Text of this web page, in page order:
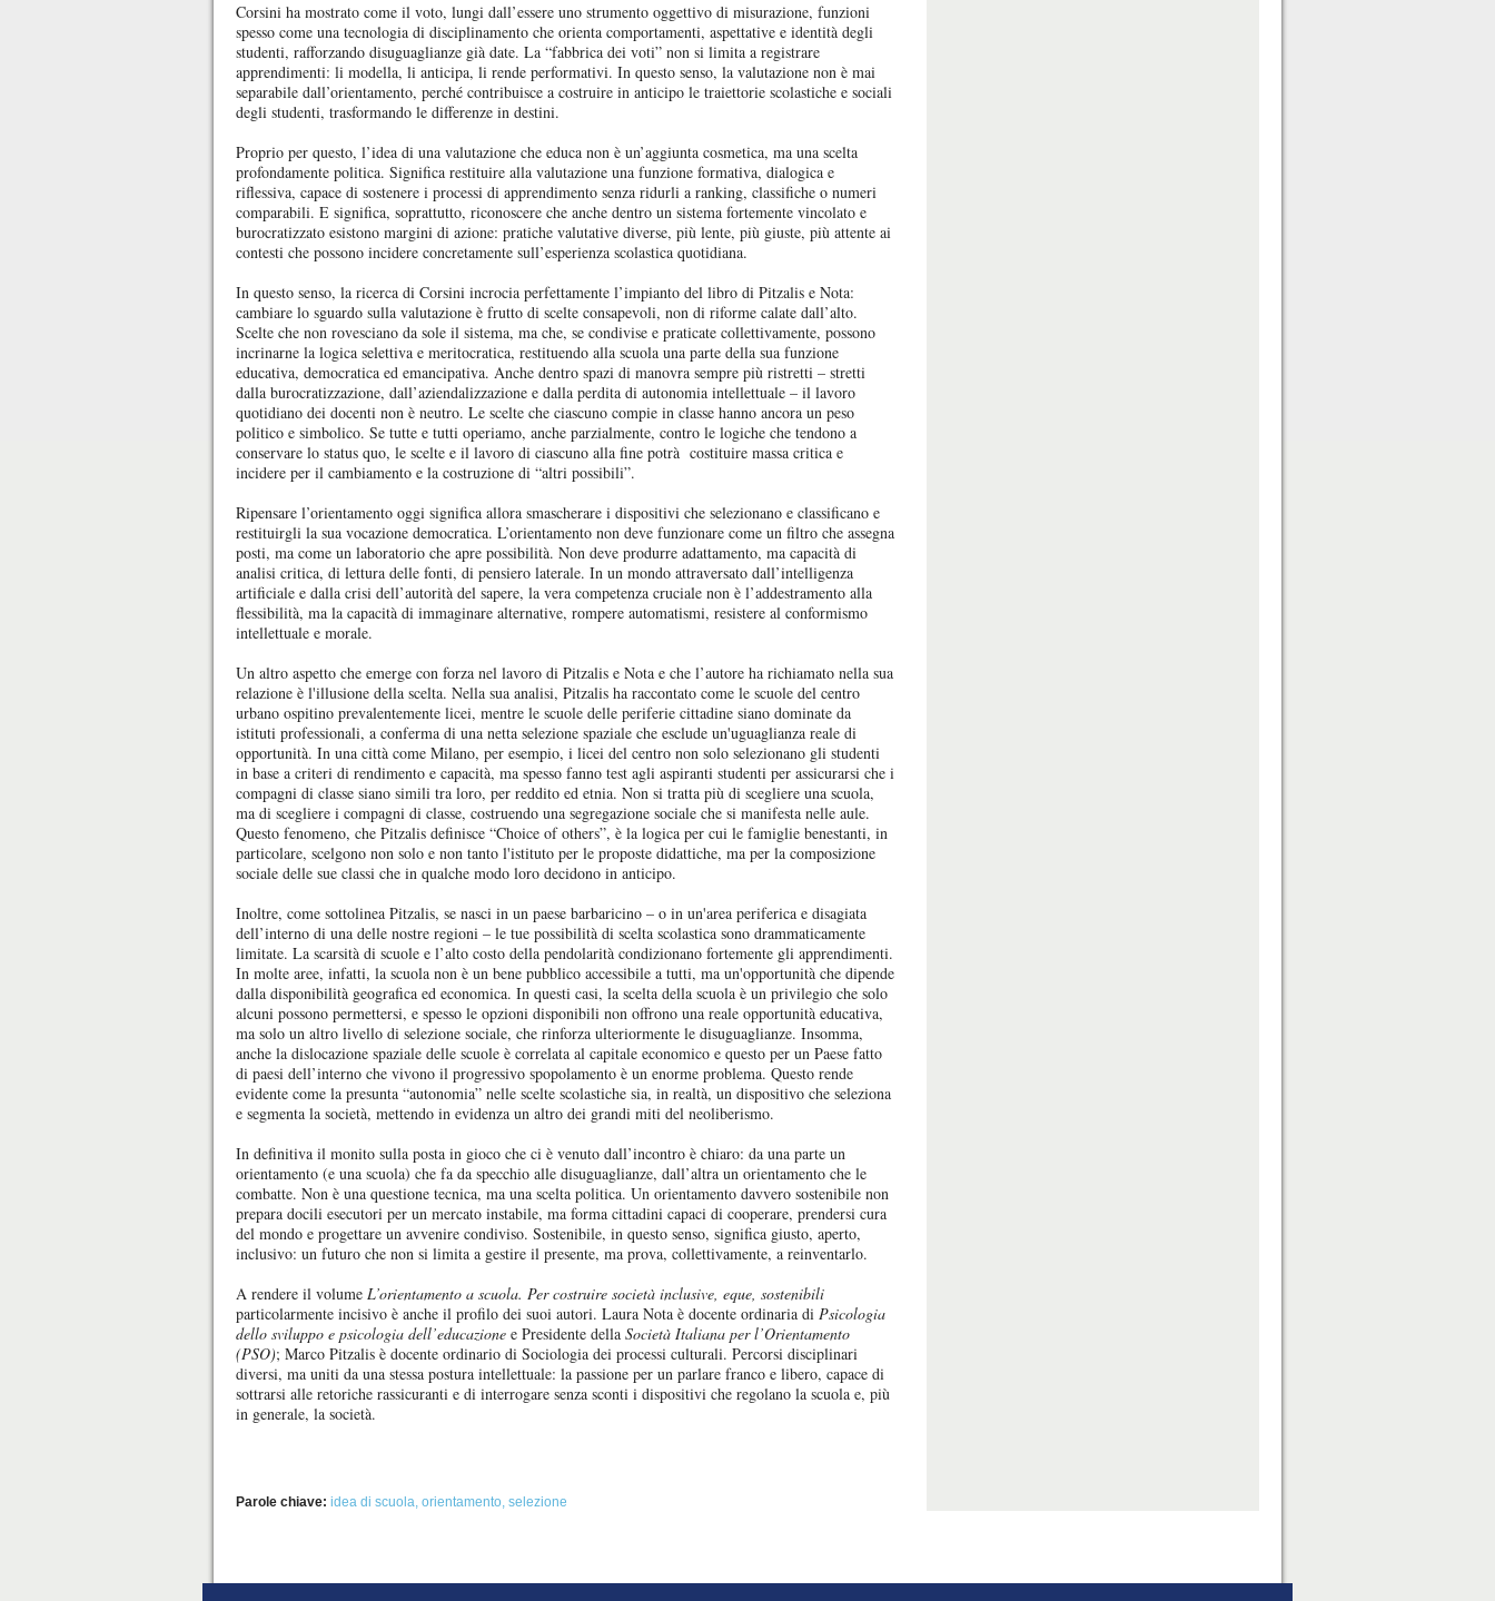
Corsini ha mostrato come il voto, lungi dall’essere uno strumento oggettivo di misurazione, funzioni
spesso come una tecnologia di disciplinamento che orienta comportamenti, aspettative e identità degli
studenti, rafforzando disuguaglianze già date. La “fabbrica dei voti” non si limita a registrare
apprendimenti: li modella, li anticipa, li rende performativi. In questo senso, la valutazione non è mai
separabile dall’orientamento, perché contribuisce a costruire in anticipo le traiettorie scolastiche e sociali
degli studenti, trasformando le differenze in destini.
Proprio per questo, l’idea di una valutazione che educa non è un’aggiunta cosmetica, ma una scelta
profondamente politica. Significa restituire alla valutazione una funzione formativa, dialogica e
riflessiva, capace di sostenere i processi di apprendimento senza ridurli a ranking, classifiche o numeri
comparabili. E significa, soprattutto, riconoscere che anche dentro un sistema fortemente vincolato e
burocratizzato esistono margini di azione: pratiche valutative diverse, più lente, più giuste, più attente ai
contesti che possono incidere concretamente sull’esperienza scolastica quotidiana.
In questo senso, la ricerca di Corsini incrocia perfettamente l’impianto del libro di Pitzalis e Nota:
cambiare lo sguardo sulla valutazione è frutto di scelte consapevoli, non di riforme calate dall’alto.
Scelte che non rovesciano da sole il sistema, ma che, se condivise e praticate collettivamente, possono
incrinarne la logica selettiva e meritocratica, restituendo alla scuola una parte della sua funzione
educativa, democratica ed emancipativa. Anche dentro spazi di manovra sempre più ristretti – stretti
dalla burocratizzazione, dall’aziendalizzazione e dalla perdita di autonomia intellettuale – il lavoro
quotidiano dei docenti non è neutro. Le scelte che ciascuno compie in classe hanno ancora un peso
politico e simbolico. Se tutte e tutti operiamo, anche parzialmente, contro le logiche che tendono a
conservare lo status quo, le scelte e il lavoro di ciascuno alla fine potrà costituire massa critica e
incidere per il cambiamento e la costruzione di “altri possibili”.
Ripensare l’orientamento oggi significa allora smascherare i dispositivi che selezionano e classificano e
restituirgli la sua vocazione democratica. L’orientamento non deve funzionare come un filtro che assegna
posti, ma come un laboratorio che apre possibilità. Non deve produrre adattamento, ma capacità di
analisi critica, di lettura delle fonti, di pensiero laterale. In un mondo attraversato dall’intelligenza
artificiale e dalla crisi dell’autorità del sapere, la vera competenza cruciale non è l’addestramento alla
flessibilità, ma la capacità di immaginare alternative, rompere automatismi, resistere al conformismo
intellettuale e morale.
Un altro aspetto che emerge con forza nel lavoro di Pitzalis e Nota e che l’autore ha richiamato nella sua
relazione è l'illusione della scelta. Nella sua analisi, Pitzalis ha raccontato come le scuole del centro
urbano ospitino prevalentemente licei, mentre le scuole delle periferie cittadine siano dominate da
istituti professionali, a conferma di una netta selezione spaziale che esclude un'uguaglianza reale di
opportunità. In una città come Milano, per esempio, i licei del centro non solo selezionano gli studenti
in base a criteri di rendimento e capacità, ma spesso fanno test agli aspiranti studenti per assicurarsi che i
compagni di classe siano simili tra loro, per reddito ed etnia. Non si tratta più di scegliere una scuola,
ma di scegliere i compagni di classe, costruendo una segregazione sociale che si manifesta nelle aule.
Questo fenomeno, che Pitzalis definisce “Choice of others”, è la logica per cui le famiglie benestanti, in
particolare, scelgono non solo e non tanto l'istituto per le proposte didattiche, ma per la composizione
sociale delle sue classi che in qualche modo loro decidono in anticipo.
Inoltre, come sottolinea Pitzalis, se nasci in un paese barbaricino – o in un'area periferica e disagiata
dell’interno di una delle nostre regioni – le tue possibilità di scelta scolastica sono drammaticamente
limitate. La scarsità di scuole e l’alto costo della pendolarità condizionano fortemente gli apprendimenti.
In molte aree, infatti, la scuola non è un bene pubblico accessibile a tutti, ma un'opportunità che dipende
dalla disponibilità geografica ed economica. In questi casi, la scelta della scuola è un privilegio che solo
alcuni possono permettersi, e spesso le opzioni disponibili non offrono una reale opportunità educativa,
ma solo un altro livello di selezione sociale, che rinforza ulteriormente le disuguaglianze. Insomma,
anche la dislocazione spaziale delle scuole è correlata al capitale economico e questo per un Paese fatto
di paesi dell’interno che vivono il progressivo spopolamento è un enorme problema. Questo rende
evidente come la presunta “autonomia” nelle scelte scolastiche sia, in realtà, un dispositivo che seleziona
e segmenta la società, mettendo in evidenza un altro dei grandi miti del neoliberismo.
In definitiva il monito sulla posta in gioco che ci è venuto dall’incontro è chiaro: da una parte un
orientamento (e una scuola) che fa da specchio alle disuguaglianze, dall’altra un orientamento che le
combatte. Non è una questione tecnica, ma una scelta politica. Un orientamento davvero sostenibile non
prepara docili esecutori per un mercato instabile, ma forma cittadini capaci di cooperare, prendersi cura
del mondo e progettare un avvenire condiviso. Sostenibile, in questo senso, significa giusto, aperto,
inclusivo: un futuro che non si limita a gestire il presente, ma prova, collettivamente, a reinventarlo.
A rendere il volume L’orientamento a scuola. Per costruire società inclusive, eque, sostenibili
particolarmente incisivo è anche il profilo dei suoi autori. Laura Nota è docente ordinaria di Psicologia
dello sviluppo e psicologia dell’educazione e Presidente della Società Italiana per l’Orientamento
(PSO); Marco Pitzalis è docente ordinario di Sociologia dei processi culturali. Percorsi disciplinari
diversi, ma uniti da una stessa postura intellettuale: la passione per un parlare franco e libero, capace di
sottrarsi alle retoriche rassicuranti e di interrogare senza sconti i dispositivi che regolano la scuola e, più
in generale, la società.
Parole chiave: idea di scuola, orientamento, selezione